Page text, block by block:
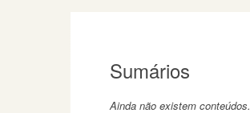
Sumários
Ainda não existem conteúdos.